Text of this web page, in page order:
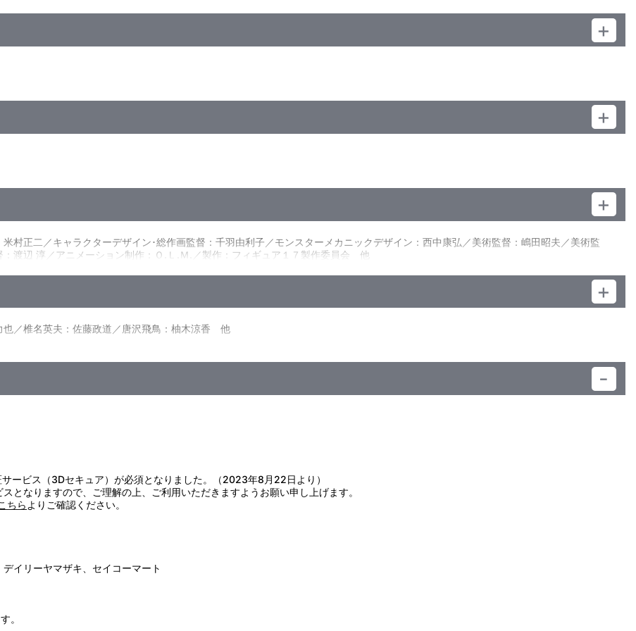
か」／第6話「守りたいものはありますか」
下地点にやってくると、そこには怪我をした宇宙人がいた。さらに、何とその宇宙船には恐ろしいモンスターが乗っていたのだ。宇宙
しまう。モンスターはつばさにも迫ってくる。絶体絶命のピンチに、宇宙船に逃げ込んだつばさは、ふとした偶然から宇宙船に積まれ
能力でモンスターを撃退する!! そして、その合体が解けた時、自分そっくりの少女が目の前に現れた・・・
村正二／キャラクターデザイン･総作画監督：千羽由利子／モンスターメカニックデザイン：西中康弘／美術監督：嶋田昭夫／美術監
渡辺 淳／アニメーション制作：Ｏ.Ｌ.Ｍ.／製作：フィギュア１７製作委員会 他
也／椎名英夫：佐藤政道／唐沢飛鳥：柚木涼香 他
ービス（3Dセキュア）が必須となりました。（2023年8月22日より）
なりますので、ご理解の上、ご利用いただきますようお願い申し上げます。
ちら よりご確認ください。
イリーヤマザキ、セイコーマート
。